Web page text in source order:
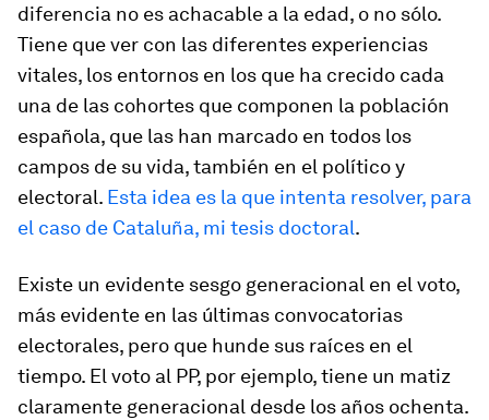
diferencia no es achacable a la edad, o no sólo.
Tiene que ver con las diferentes experiencias
vitales, los entornos en los que ha crecido cada
una de las cohortes que componen la población
española, que las han marcado en todos los
campos de su vida, también en el político y
electoral. Esta idea es la que intenta resolver, para
el caso de Cataluña, mi tesis doctoral.
Existe un evidente sesgo generacional en el voto,
más evidente en las últimas convocatorias
electorales, pero que hunde sus raíces en el
tiempo. El voto al PP, por ejemplo, tiene un matiz
claramente generacional desde los años ochenta.